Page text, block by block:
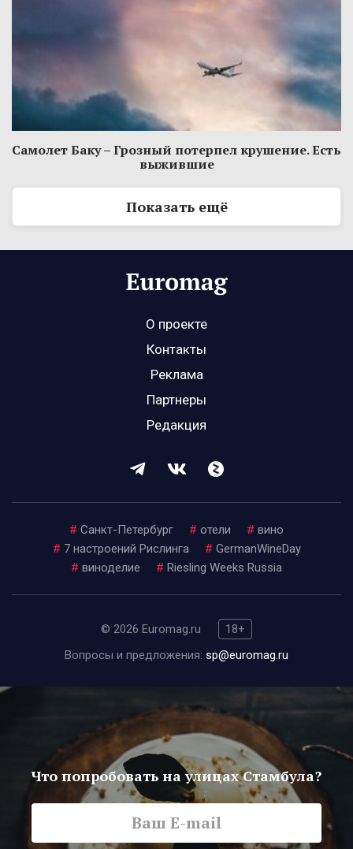
Самолет Баку – Грозный потерпел крушение. Есть
выжившие
Показать ещё
О проекте
Контакты
Реклама
Партнеры
Редакция
# Санкт-Петербург # отели # вино
# 7 настроений Рислинга # GermanWineDay
# виноделие # Riesling Weeks Russia
© 2026 Euromag.ru
18+
Вопросы и предложения: sp@euromag.ru
Что попробовать на улицах Стамбула?